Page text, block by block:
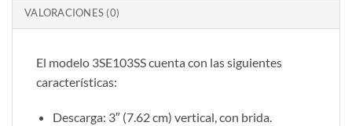
VALORACIONES (0)
El modelo 3SE103SS cuenta con las siguientes
características:
Descarga: 3″ (7.62 cm) vertical, con brida.